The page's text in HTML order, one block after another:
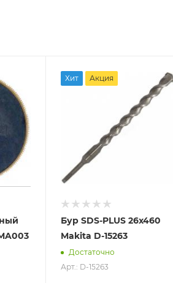
Хит Акция
Бур SDS-PLUS 26x460
Makita D-15263
Достаточно
Арт.: D-15263